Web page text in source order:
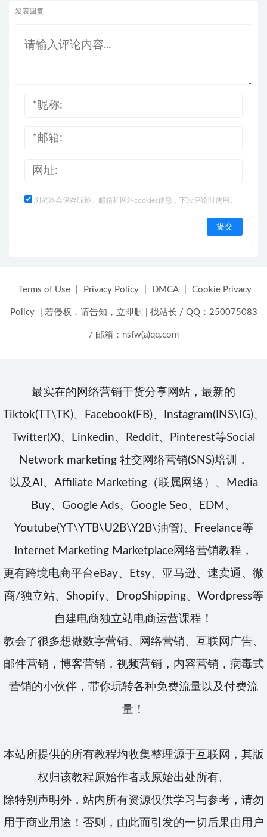
发表回复
浏览器会保存昵称、邮箱和网站cookies信息，下次评论时使用。
Terms of Use Privacy Policy DMCA Cookie Privacy
Policy 若侵权，请告知，立即删 找站长 / QQ：250075083
/ 邮箱：nsfw(a)qq.com
最实在的网络营销干货分享网站，最新的
Tiktok(TT\TK)、Facebook(FB)、Instagram(INS\IG)、
Twitter(X)、Linkedin、Reddit、Pinterest等Social
Network marketing 社交网络营销(SNS)培训，
以及AI、Affiliate Marketing（联属网络）、Media
Buy、Google Ads、Google Seo、EDM、
Youtube(YT\YTB\U2B\Y2B\油管)、Freelance等
Internet Marketing Marketplace网络营销教程，
更有跨境电商平台eBay、Etsy、亚马逊、速卖通、微
商/独立站、Shopify、DropShipping、Wordpress等
自建电商独立站电商运营课程！
教会了很多想做数字营销、网络营销、互联网广告、
邮件营销，博客营销，视频营销，内容营销，病毒式
营销的小伙伴，带你玩转各种免费流量以及付费流
量！
本站所提供的所有教程均收集整理源于互联网，其版
权归该教程原始作者或原始出处所有。
除特别声明外，站内所有资源仅供学习与参考，请勿
用于商业用途！否则，由此而引发的一切后果由用户